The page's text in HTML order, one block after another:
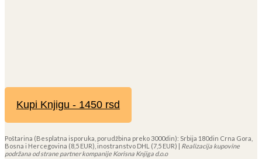
Kupi Knjigu - 1450 rsd
Poštarina (Besplatna isporuka, porudžbina preko 3000din): Srbija 180din Crna Gora,
Bosna i Hercegovina (8,5 EUR), inostranstvo DHL (7,5 EUR) | Realizacija kupovine
podržana od strane partner kompanije Korisna Knjiga d.o.o